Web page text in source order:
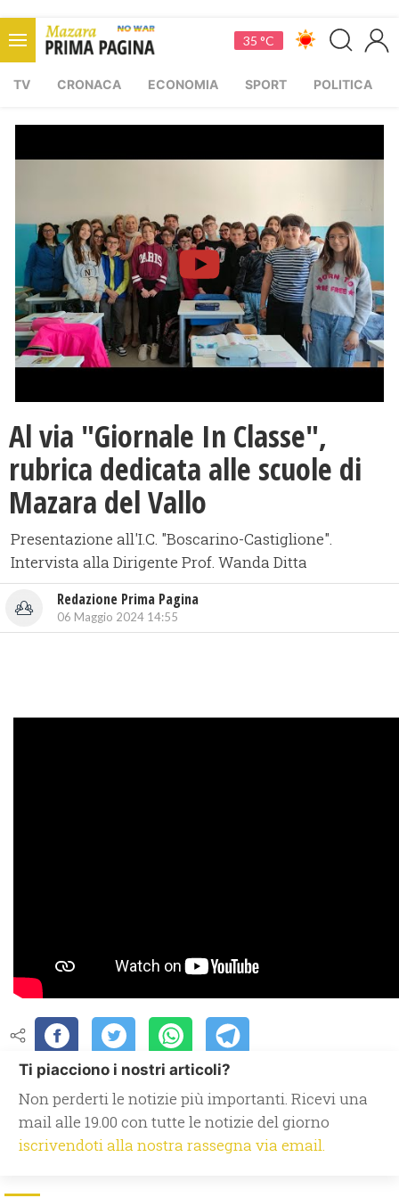
35 °C
TV CRONACA ECONOMIA SPORT POLITICA
Al via "Giornale In Classe",
rubrica dedicata alle scuole di
Mazara del Vallo
Presentazione all'I.C. "Boscarino-Castiglione".
Intervista alla Dirigente Prof. Wanda Ditta
Redazione Prima Pagina
06 Maggio 2024 14:55
Ti piacciono i nostri articoli?
Non perderti le notizie più importanti. Ricevi una
mail alle 19.00 con tutte le notizie del giorno
iscrivendoti alla nostra rassegna via email.